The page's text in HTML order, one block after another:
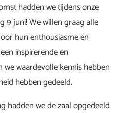
hadden we tijdens onze
9 juni! We willen graag alle
hun enthousiasme en
inspirerende en
we waardevolle kennis hebben
hebben gedeeld.
hadden we de zaal opgedeeld